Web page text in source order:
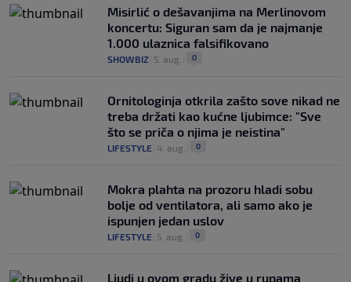
Misirlić o dešavanjima na Merlinovom
koncertu: Siguran sam da je najmanje
1.000 ulaznica falsifikovano
SHOWBIZ 5. aug. 0
Ornitologinja otkrila zašto sove nikad ne
treba držati kao kućne ljubimce: "Sve
što se priča o njima je neistina"
LIFESTYLE 4. aug. 0
Mokra plahta na prozoru hladi sobu
bolje od ventilatora, ali samo ako je
ispunjen jedan uslov
LIFESTYLE 5. aug. 0
Ljudi u ovom gradu žive u rupama